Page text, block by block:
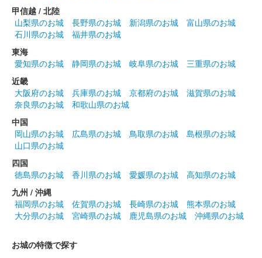
小幡城 御城印 織田信長冬限定版
長野剛氏による織田信長のイラストが描かれている。100枚限定
小幡城 御城印 第六天魔王版
長野剛氏による織田信長のイラストが入った御城印。群馬戦国御
城印サミットで先行販売された。
小幡城 御城印 信長馬上南蛮具足版
長野剛氏による南蛮具足を着用した織田信長のイラストが描かれ
ている。100枚限定
小幡城 御城印
甲信越 / 北陸
山梨県のお城
長野県のお城 新潟県のお城
富山県のお城
石川県のお城
福井県のお城
東海
愛知県のお城
静岡県のお城 岐阜県のお城
三重県のお城
近畿
大阪府のお城
兵庫県のお城 京都府のお城
滋賀県のお城
奈良県のお城
和歌山県のお城
中国
岡山県のお城
広島県のお城 鳥取県のお城
島根県のお城
山口県のお城
四国
徳島県のお城
香川県のお城 愛媛県のお城
高知県のお城
九州 / 沖縄
福岡県のお城
佐賀県のお城 長崎県のお城
熊本県のお城
大分県のお城
宮崎県のお城 鹿児島県のお城 沖縄県のお城
お城の特徴で探す